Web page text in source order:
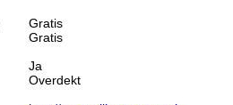
Gratis
Gratis
Ja
Overdekt